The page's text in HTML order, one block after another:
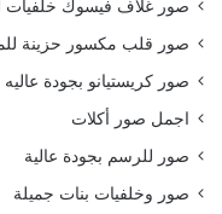
صور غلاف فيسوك خلفيات
صور قلب مكسور حزينة
صور كريستيانو بجودة
اجمل صور أكلات
صور للرسم بجودة عالية
صور وخلفيات بنات جميلة